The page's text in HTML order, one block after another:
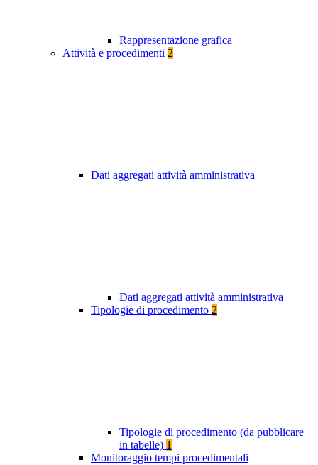
Rappresentazione grafica
Attività e procedimenti 2
Dati aggregati attività amministrativa
Dati aggregati attività amministrativa
Tipologie di procedimento 2
Tipologie di procedimento (da pubblicare
in tabelle) 1
Monitoraggio tempi procedimentali